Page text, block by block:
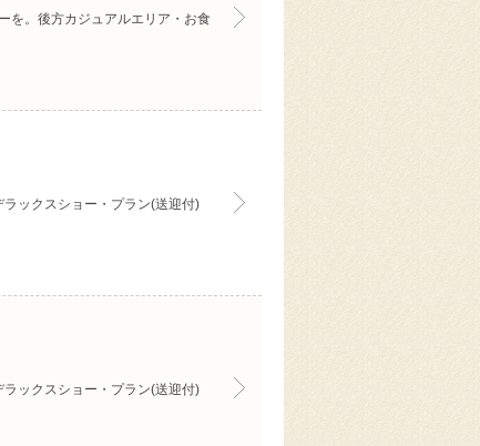
を。後方カジュアルエリア・お食
ックスショー・プラン(送迎付)
ックスショー・プラン(送迎付)